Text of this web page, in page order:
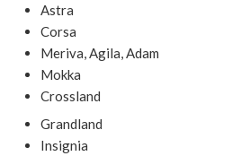
Astra
Corsa
Meriva, Agila, Adam
Mokka
Crossland
Grandland
Insignia